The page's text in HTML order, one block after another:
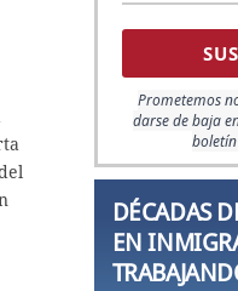
Prometemos
darse de baja
DÉCADAS
EN